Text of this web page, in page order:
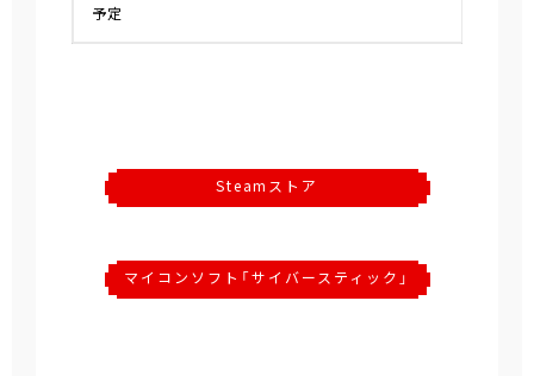
予定
Steamストア
マイコンソフト「サイバースティック」